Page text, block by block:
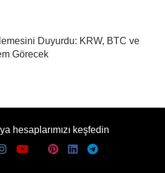
Duyurdu: KRW, BTC ve
Görecek
hesaplarımızı keşfedin